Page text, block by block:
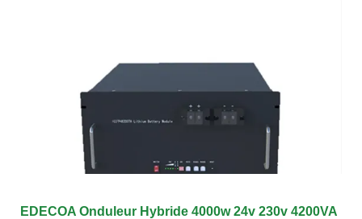
EDECOA Onduleur Hybride 4000w 24v 230v 4200VA